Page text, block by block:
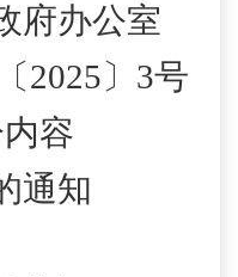
府办公室
2025〕3号
容
通知